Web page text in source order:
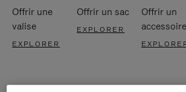
Offrir une
valise
EXPLORER
Offrir un sac
EXPLORER
Offrir un
accessoire